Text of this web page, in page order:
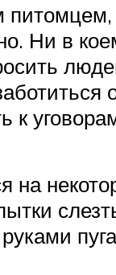
Ни в
к
на